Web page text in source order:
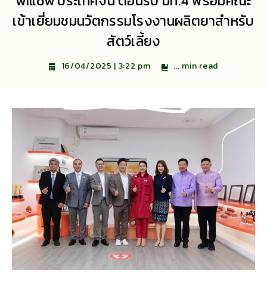
เข้าเยี่ยมชมนวัตกรรมโรงงานผลิตยาสำหรับ
สัตว์เลี้ยง
16/04/2025 | 3:22 pm ... min read